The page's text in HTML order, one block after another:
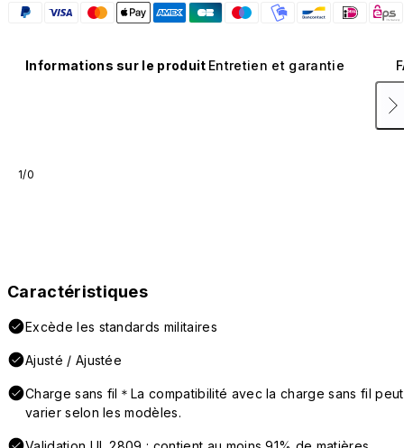
Informations sur le produit Entretien et garantie
1/0
Caractéristiques
Excède les standards militaires
Ajusté / Ajustée
Charge sans fil＊La compatibilité avec la charge sans fil peut
varier selon les modèles.